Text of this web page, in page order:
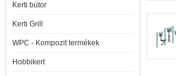
Kerti bútor
Kerti Grill
WPC - Kompozit termékek
Hobbikert